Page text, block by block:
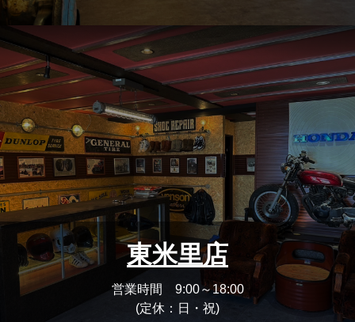
東米里店
営業時間 9:00～18:00
(定休：日・祝)